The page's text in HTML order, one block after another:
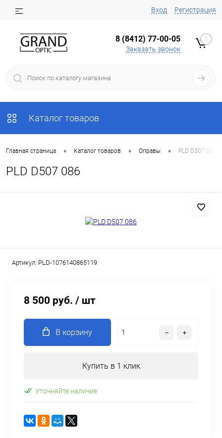
Вход Регистрация
8 (8412) 77-00-05
Заказать звонок
0
Каталог товаров
Главная страница • Каталог товаров • Оправы • PLD D507 086
PLD D507 086
Артикул: PLD-1076140865119
8 500 руб. / шт
В корзину
Купить в 1 клик
Уточняйте наличие